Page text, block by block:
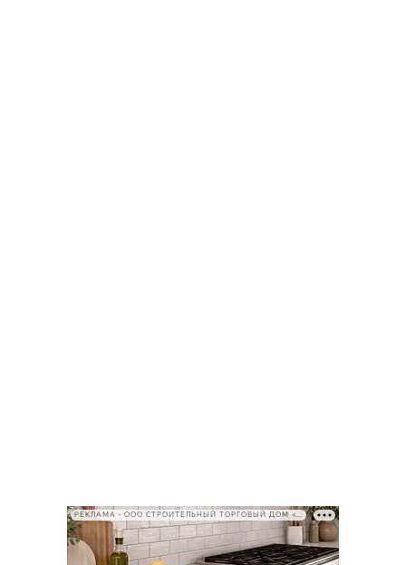
РЕКЛАМА • ООО СТРОИТЕЛЬНЫЙ ТОРГОВЫЙ ДОМ «ПЕТРОВИЧ», ИНН 7802348846